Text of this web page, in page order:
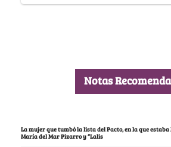
Notas
La mujer que tumbó la lista del Pacto, en la que
María del Mar Pizarro y “Lalis